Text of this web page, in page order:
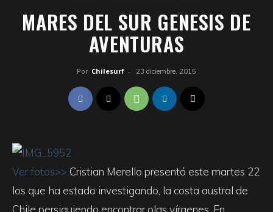
MARES DEL SUR GENESIS DE
AVENTURAS
Por Chilesurf - 23 diciembre, 2015
Ver fotos>> Cristian Merello presentó este martes 22
los que ha estado investigando, la costa austral de
Chile persiguiendo encontrar olas vírgenes. En